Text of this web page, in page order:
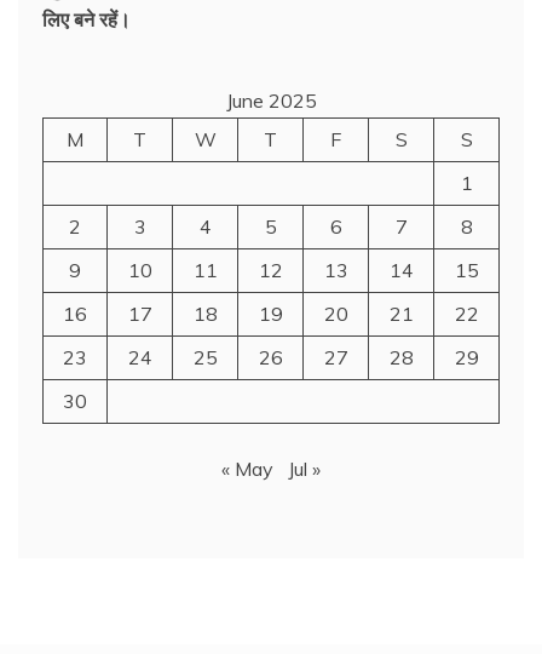
लिए बने रहें।
June 2025
M
T W T F S
S
1
2
3 4 5 6 7
8
9
10 11 12 13 14
15
16
17 18 19 20 21
22
23
24 25 26 27 28
29
30
« May Jul »